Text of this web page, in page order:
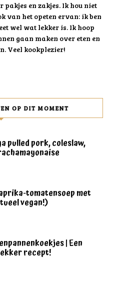
pakjes en zakjes. Ik hou niet
van het opeten ervan: ik ben
wel wat lekker is. Ik hoop
gaan maken over eten en
Veel kookplezier!
OP DIT MOMENT
pulled pork, coleslaw,
tomatensoep met
vegan!)
| Een
recept!